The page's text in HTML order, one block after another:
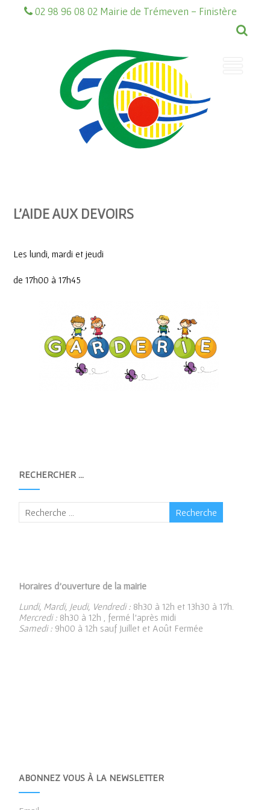
02 98 96 08 02 Mairie de Trémeven - Finistère
L’AIDE AUX DEVOIRS
Les lundi, mardi et jeudi
de 17h00 à 17h45
RECHERCHER …
Horaires d’ouverture de la mairie
Lundi, Mardi, Jeudi, Vendredi : 8h30 à 12h et 13h30 à 17h.
Mercredi : 8h30 à 12h , fermé l’après midi
Samedi : 9h00 à 12h sauf Juillet et Août Fermée
ABONNEZ VOUS À LA NEWSLETTER